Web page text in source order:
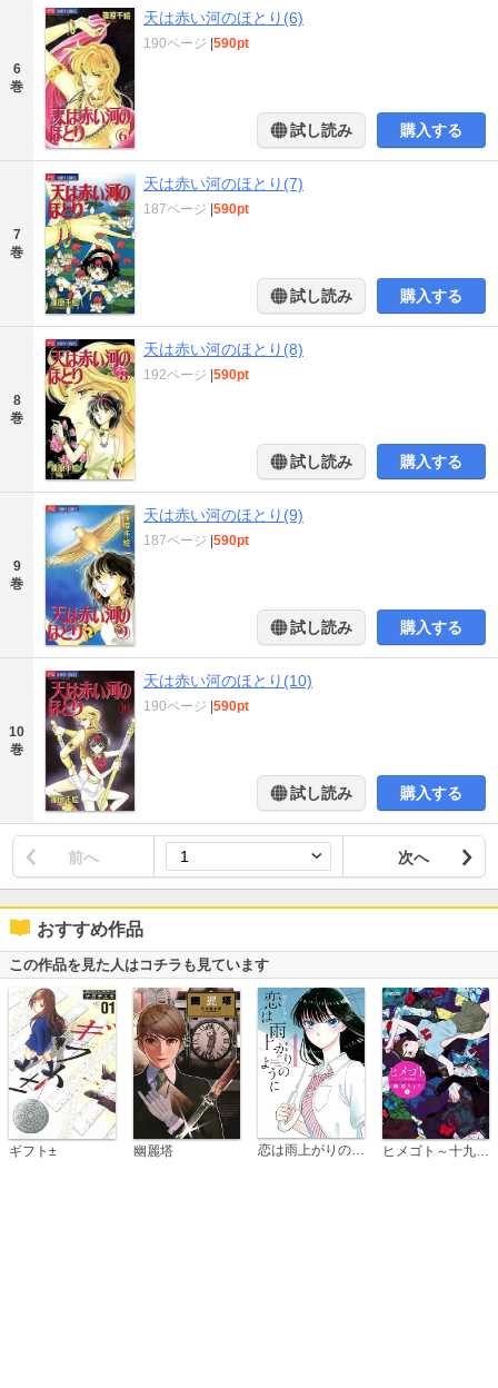
6
巻
天は赤い河のほとり(6)
190ページ |590pt
試し読み 購入する
7
巻
天は赤い河のほとり(7)
187ページ |590pt
試し読み 購入する
8
巻
天は赤い河のほとり(8)
192ページ |590pt
試し読み 購入する
9
巻
天は赤い河のほとり(9)
187ページ |590pt
試し読み 購入する
10
巻
天は赤い河のほとり(10)
190ページ |590pt
試し読み 購入する
前へ 次へ
おすすめ作品
この作品を見た人はコチラも見ています
ギフト± 幽麗塔 恋は雨上がりのように